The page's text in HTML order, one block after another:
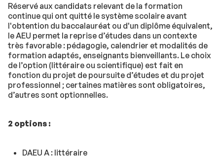
Réservé aux candidats relevant de la formation
continue qui ont quitté le système scolaire avant
l'obtention du baccalauréat ou d'un diplôme équivalent,
le AEU permet la reprise d’études dans un contexte
très favorable : pédagogie, calendrier et modalités de
formation adaptés, enseignants bienveillants. Le choix
de l’option (littéraire ou scientifique) est fait en
fonction du projet de poursuite d’études et du projet
professionnel ; certaines matières sont obligatoires,
d’autres sont optionnelles.
2 options :
DAEU A : littéraire